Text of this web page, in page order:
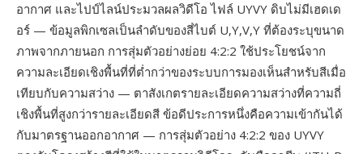
อากาศ และไปป์ไลน์ประมวลผลวิดีโอ ไฟล์ UYVY ดิบไม่มีเฮดเด
อร์ — ข้อมูลพิกเซลเป็นลำดับของสี่ไบต์ U,Y,V,Y ที่ต้องระบุขนาด
ภาพจากภายนอก การสุ่มตัวอย่างย่อย 4:2:2 ใช้ประโยชน์จาก
ความละเอียดเชิงพื้นที่ที่ต่ำกว่าของระบบการมองเห็นสำหรับสีเมื่อ
เทียบกับความสว่าง — ตาสังเกตรายละเอียดความสว่างที่ความถี่
เชิงพื้นที่สูงกว่ารายละเอียดสี ข้อดีประการหนึ่งคือความเข้ากันได้
กับมาตรฐานออกอากาศ — การสุ่มตัวอย่าง 4:2:2 ของ UYVY